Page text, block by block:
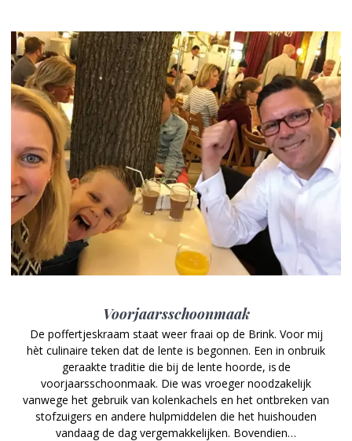
Voorjaarsschoonmaak
De poffertjeskraam staat weer fraai op de Brink. Voor mij
hèt culinaire teken dat de lente is begonnen. Een in onbruik
geraakte traditie die bij de lente hoorde, is de
voorjaarsschoonmaak. Die was vroeger noodzakelijk
vanwege het gebruik van kolenkachels en het ontbreken van
stofzuigers en andere hulpmiddelen die het huishouden
vandaag de dag vergemakkelijken. Bovendien…